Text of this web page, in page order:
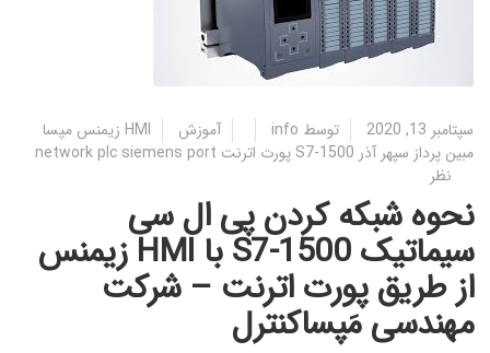
سپتامبر 13, 2020 توسط info آموزش
HMI زیمنس مپسا
مبین پرداز سپهر آذر S7-1500 پورت اترنت network plc siemens port
نظر
نحوه شبکه‌ کردن پی ال سی
سیماتیک S7-1500 با HMI زیمنس
از طریق پورت اترنت – شرکت
مهندسی مَپساکنترل